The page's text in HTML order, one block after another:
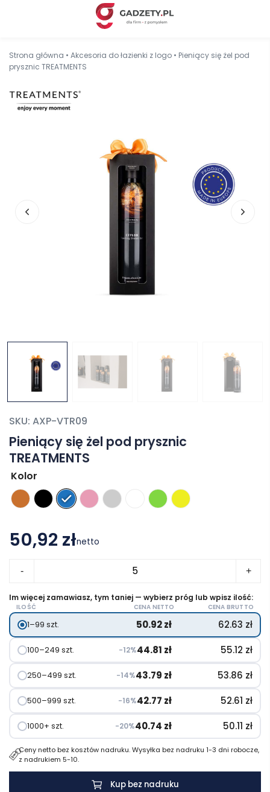
Strona główna • Akcesoria do łazienki z logo • Pieniący się żel pod
prysznic TREATMENTS
Pieniący się żel pod prysznic
TREATMENTS
SKU: AXP-VTR09
Kolor
50,92 złnetto
-
się
żel
pod
prysznic
TREATMENTS
+
Im więcej zamawiasz, tym taniej — wybierz próg lub wpisz ilość:
ILOŚĆ CENA NETTO CENA BRUTTO
1–99 szt. 50.92zł 62.63 zł
100–249 szt. −12%44.81 zł 55.12 zł
250–499 szt. −14%43.79 zł 53.86 zł
500–999 szt. −16%42.77 zł 52.61 zł
1000+ szt. −20%40.74 zł 50.11 zł
Ceny netto bez kosztów nadruku. Wysyłka bez nadruku 1-3 dni robocze,
z nadrukiem 5-10.
Kup bez nadruku